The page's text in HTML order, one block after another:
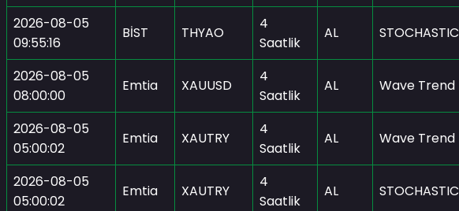
2026-08-05
09:55:16
BİST THYAO
4
Saatlik
AL STOCHASTIC
2026-08-05
08:00:00
Emtia XAUUSD
4
Saatlik
AL Wave Trend
2026-08-05
05:00:02
Emtia XAUTRY
4
Saatlik
AL Wave Trend
2026-08-05
05:00:02
Emtia XAUTRY
4
Saatlik
AL STOCHASTIC